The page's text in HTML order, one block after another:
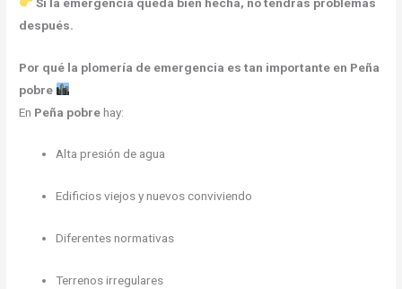
después.
Por qué la plomería de emergencia es tan importante en Peña
pobre
En Peña pobrehay:
Alta presión de agua
Edificios viejos y nuevos conviviendo
Diferentes normativas
Terrenos irregulares